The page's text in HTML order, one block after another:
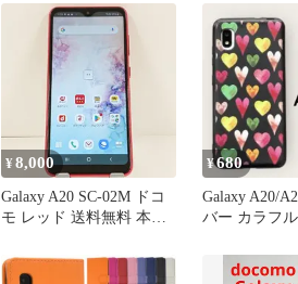
¥8,000
Galaxy A20 SC-02M ドコ
モ レッド 送料無料 本体
¥680
Galaxy A20/
バー カラフ